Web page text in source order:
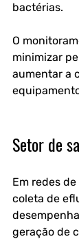
bactérias.
O
minimizar
aumentar a
Setor de
Em redes
coleta de
geração de